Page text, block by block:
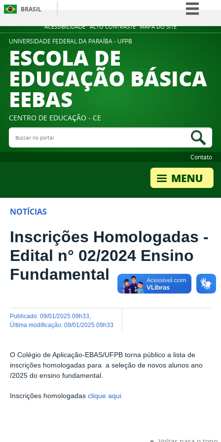
ACESSIBILIDADE ALTO CONTRASTE MAPA DO SITE
BRASIL
Simplifique!
Acesso à informação
Legislação
UNIVERSIDADE FEDERAL DA PARAÍBA - UFPB
ESCOLA DE
EDUCAÇÃO BÁSICA
EEBAS
CENTRO DE EDUCAÇÃO - CE
Buscar no portal
Contato
NOTÍCIAS
Inscrições Homologadas -
Edital n° 02/2024 Ensino
Fundamental
publicado: 09/01/2025 09h33
última modificação: 09/01/2025 09h33
O Colégio de Aplicação-EBAS/UFPB torna público a lista de
inscrições homologadas para a seleção de novos alunos ano
/2025 do ensino fundamental.
Inscrições homologadas clique aqui